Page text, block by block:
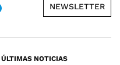
NEWSLETTER
ÚLTIMAS NOTICIAS